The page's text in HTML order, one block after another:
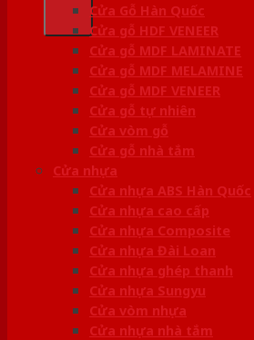
Cửa Gỗ Hàn Quốc
Cửa gỗ HDF VENEER
Cửa gỗ MDF LAMINATE
Cửa gỗ MDF MELAMINE
Cửa gỗ MDF VENEER
Cửa gỗ tự nhiên
Cửa vòm gỗ
Cửa gỗ nhà tắm
Cửa nhựa
Cửa nhựa ABS Hàn Quốc
Cửa nhựa cao cấp
Cửa nhựa Composite
Cửa nhựa Đài Loan
Cửa nhựa ghép thanh
Cửa nhựa Sungyu
Cửa vòm nhựa
Cửa nhựa nhà tắm